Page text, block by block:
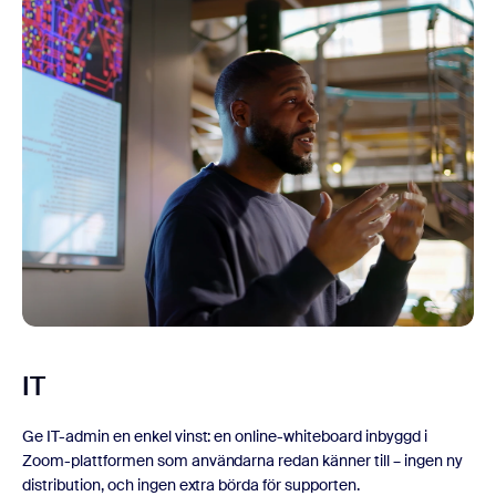
IT
Ge IT-admin en enkel vinst: en online-whiteboard inbyggd i
Zoom-plattformen som användarna redan känner till – ingen ny
distribution, och ingen extra börda för supporten.